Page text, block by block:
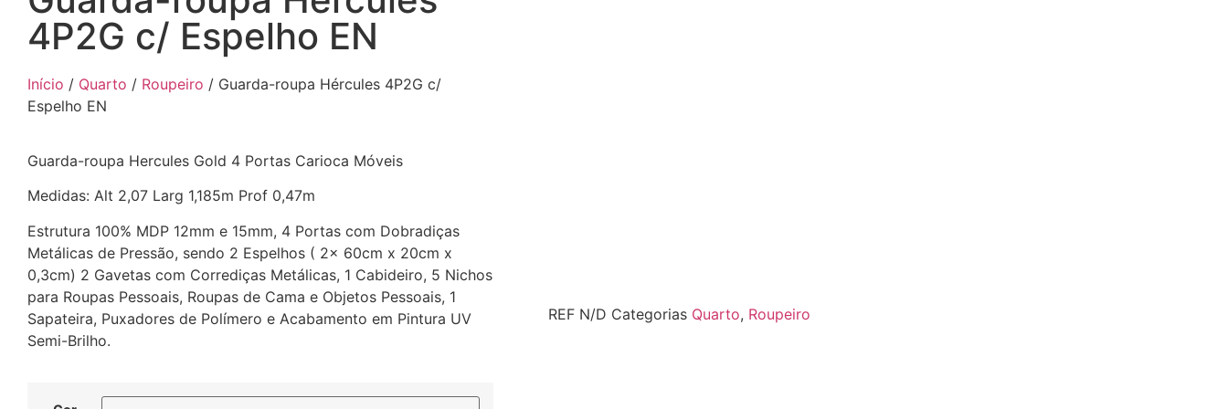
4P2G c/ Espelho EN
Início / Quarto / Roupeiro / Guarda-roupa Hércules 4P2G c/
Espelho EN
Guarda-roupa Hercules Gold 4 Portas Carioca Móveis
Medidas: Alt 2,07 Larg 1,185m Prof 0,47m
Estrutura 100% MDP 12mm e 15mm, 4 Portas com Dobradiças
Metálicas de Pressão, sendo 2 Espelhos ( 2x 60cm x 20cm x
0,3cm) 2 Gavetas com Corrediças Metálicas, 1 Cabideiro, 5 Nichos
para Roupas Pessoais, Roupas de Cama e Objetos Pessoais, 1
Sapateira, Puxadores de Polímero e Acabamento em Pintura UV
Semi-Brilho.
REF N/D Categorias Quarto, Roupeiro